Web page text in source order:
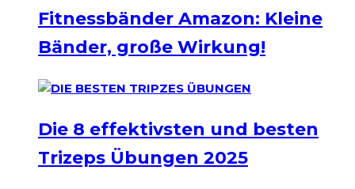
Fitnessbänder Amazon: Kleine
Bänder, große Wirkung!
Die 8 effektivsten und besten
Trizeps Übungen 2025